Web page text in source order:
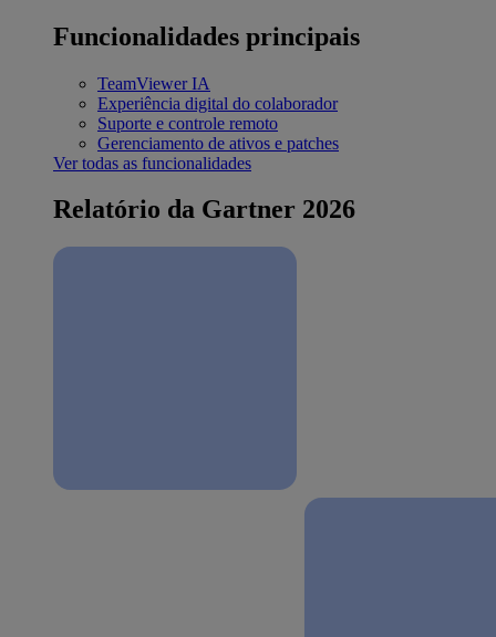
Funcionalidades principais
TeamViewer IA
Experiência digital do colaborador
Suporte e controle remoto
Gerenciamento de ativos e patches
Ver todas as funcionalidades
Relatório da Gartner 2026